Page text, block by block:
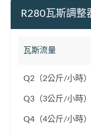
R280瓦斯調整
瓦斯流量
Q2（2公斤/小時）
Q3（3公斤/小時）
Q4（4公斤/小時）